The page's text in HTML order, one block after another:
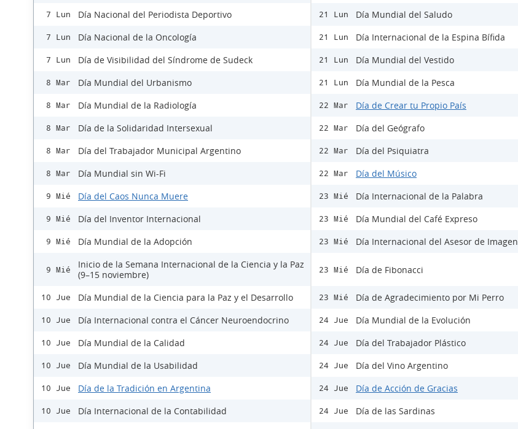
7 Lun Día Nacional del Periodista Deportivo
7 Lun Día Nacional de la Oncología
7 Lun Día de Visibilidad del Síndrome de Sudeck
8 Mar Día Mundial del Urbanismo
8 Mar Día Mundial de la Radiología
8 Mar Día de la Solidaridad Intersexual
8 Mar Día del Trabajador Municipal Argentino
8 Mar Día Mundial sin Wi-Fi
9 Mié Día del Caos Nunca Muere
9 Mié Día del Inventor Internacional
9 Mié Día Mundial de la Adopción
9 Mié
Inicio de la Semana Internacional de la Ciencia y la Paz
(9–15 noviembre)
10 Jue Día Mundial de la Ciencia para la Paz y el Desarrollo
10 Jue Día Internacional contra el Cáncer Neuroendocrino
10 Jue Día Mundial de la Calidad
10 Jue Día Mundial de la Usabilidad
10 Jue Día de la Tradición en Argentina
10 Jue Día Internacional de la Contabilidad
21 Lun Día Mundial del Saludo
21 Lun Día Internacional de la Espina Bífida
21 Lun Día Mundial del Vestido
21 Lun Día Mundial de la Pesca
22 Mar Día de Crear tu Propio País
22 Mar Día del Geógrafo
22 Mar Día del Psiquiatra
22 Mar Día del Músico
23 Mié Día Internacional de la Palabra
23 Mié Día Mundial del Café Expreso
23 Mié Día Internacional del Asesor de Imagen
23 Mié Día de Fibonacci
23 Mié Día de Agradecimiento por Mi Perro
24 Jue Día Mundial de la Evolución
24 Jue Día del Trabajador Plástico
24 Jue Día del Vino Argentino
24 Jue Día de Acción de Gracias
24 Jue Día de las Sardinas